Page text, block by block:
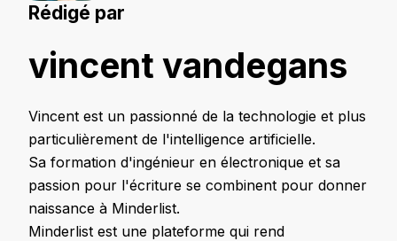
Rédigé par
vincent vandegans
Vincent est un passionné de la technologie et plus
particulièrement de l'intelligence artificielle.
Sa formation d'ingénieur en électronique et sa
passion pour l'écriture se combinent pour donner
naissance à Minderlist.
Minderlist est une plateforme qui rend